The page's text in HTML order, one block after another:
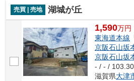
売買 | 売地 湖城が丘
1,590万円
東海道本線
京阪石山坂
京阪石山坂
- / - /
滋賀県大津